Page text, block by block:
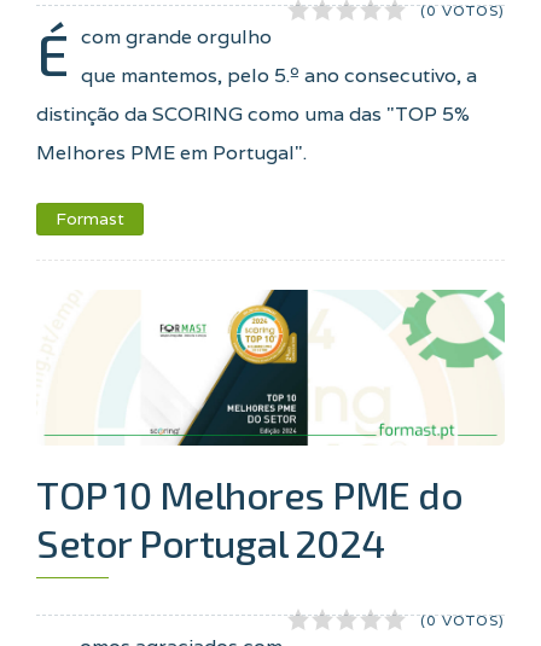
(0 VOTOS)
É com grande orgulho
que mantemos, pelo 5.º ano consecutivo, a
distinção da SCORING como uma das "TOP 5%
Melhores PME em Portugal".
Formast
TOP 10 Melhores PME do
Setor Portugal 2024
(0 VOTOS)